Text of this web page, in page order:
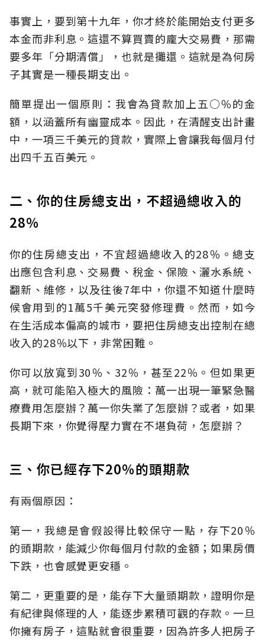
事實上，要到第十九年，你才終於能開始支付更多
本金而非利息。這還不算買賣的龐大交易費，那需
要多年「分期清償」，也就是攤還。這就是為何房
子其實是一種長期支出。
簡單提出一個原則：我會為貸款加上五○％的金
額，以涵蓋所有幽靈成本。因此，在清醒支出計畫
中，一項三千美元的貸款，實際上會讓我每個月付
出四千五百美元。
二、你的住房總支出，不超過總收入的
28％
你的住房總支出，不宜超過總收入的28％。總支
出應包含利息、交易費、稅金、保險、灑水系統、
翻新、維修，以及往後7年中，你還不知道什麼時
候會用到的1萬5千美元突發修理費。然而，如今
在生活成本偏高的城市，要把住房總支出控制在總
收入的28％以下，非常困難。
你可以放寬到30％、32％，甚至22％。但如果更
高，就可能陷入極大的風險：萬一出現一筆緊急醫
療費用怎麼辦？萬一你失業了怎麼辦？或者，如果
長期下來，你覺得壓力實在不堪負荷，怎麼辦？
三、你已經存下20％的頭期款
有兩個原因：
第一，我總是會假設得比較保守一點，存下20％
的頭期款，能減少你每個月付款的金額；如果房價
下跌，也會感覺更安穩。
第二，更重要的是，能存下大量頭期款，證明你是
有紀律與條理的人，能逐步累積可觀的存款。一旦
你擁有房子，這點就會很重要，因為許多人把房子